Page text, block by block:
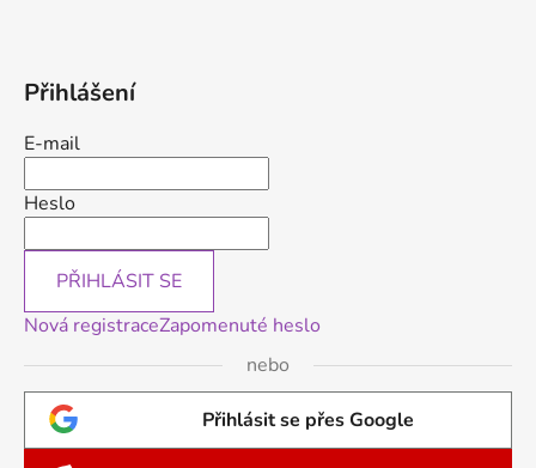
Přihlášení
E-mail
Heslo
PŘIHLÁSIT SE
Nová registraceZapomenuté heslo
nebo
Přihlásit se přes Google